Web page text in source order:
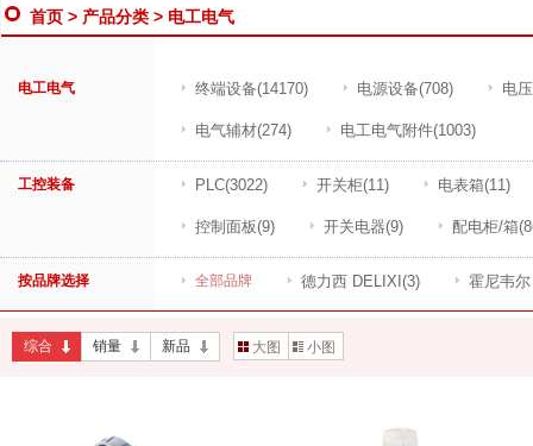
首页 > 产品分类 > 电工电气
电工电气 终端设备(14170) 电源设备(708) 电
电气辅材(274) 电工电气附件(1003)
工控装备 PLC(3022) 开关柜(11) 电表箱(11)
控制面板(9) 开关电器(9) 配电柜/箱
按品牌选择 全部品牌 德力西 DELIXI (3) 霍尼韦
综合 销量 新品 大图 小图